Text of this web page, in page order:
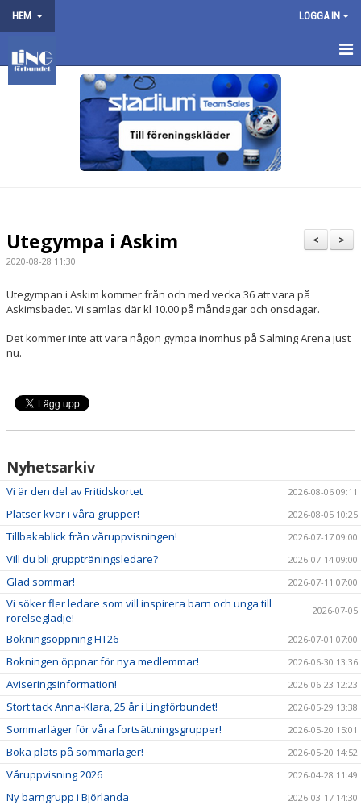
HEM LOGGA IN
LINGFÖRBUNDET
HITTA GYMNASTIKSAL
ENGAGERA DIG I FÖRENINGEN
>
<
Utegympa i Askim
2020-08-28 11:30
Utegympan i Askim kommer från och med vecka 36 att vara på
Askimsbadet. Vi samlas där kl 10.00 på måndagar och onsdagar.
Det kommer inte att vara någon gympa inomhus på Salming Arena just
nu.
Nyhetsarkiv
Vi är den del av Fritidskortet 2026-08-06 09:11
Platser kvar i våra grupper! 2026-08-05 10:25
Tillbakablick från våruppvisningen! 2026-07-17 09:00
Vill du bli gruppträningsledare? 2026-07-14 09:00
Glad sommar! 2026-07-11 07:00
Vi söker fler ledare som vill inspirera barn och unga till
rörelseglädje!
2026-07-05
Bokningsöppning HT26 2026-07-01 07:00
Bokningen öppnar för nya medlemmar! 2026-06-30 13:36
Aviseringsinformation! 2026-06-23 12:23
Stort tack Anna-Klara, 25 år i Lingförbundet! 2026-05-29 13:38
Sommarläger för våra fortsättningsgrupper! 2026-05-20 15:01
Boka plats på sommarläger! 2026-05-20 14:52
Våruppvisning 2026 2026-04-28 11:49
Ny barngrupp i Björlanda 2026-03-17 14:30